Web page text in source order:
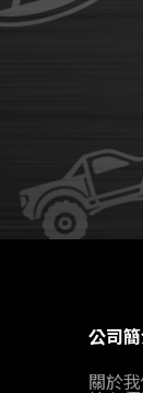
公司
關於